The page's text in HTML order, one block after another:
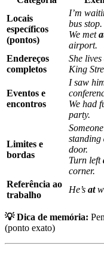
Locais
específicos
(pontos)
I’m
bus stop.
We met
airport.
Endereços
completos
She lives
King
Eventos e
encontros
I saw
We had
party.
Limites e
bordas
standing
door.
Turn left
corner.
Referência ao
trabalho
He’s at
💡 Dica de memória:
(ponto exato)